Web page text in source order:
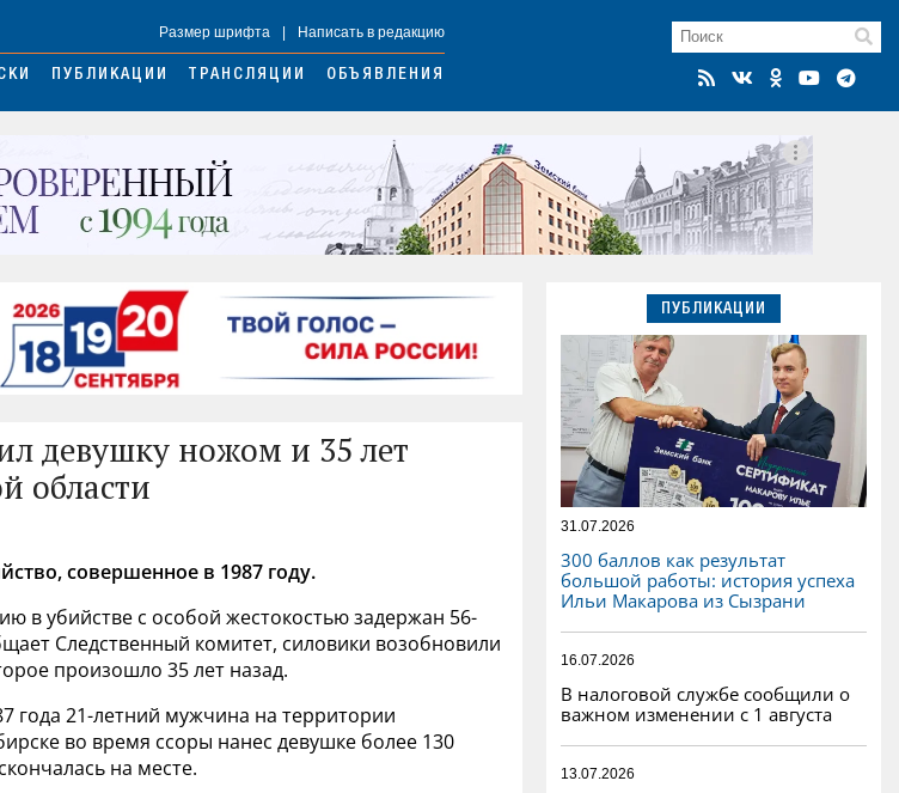
Размер шрифта Написать в редакцию
ПУБЛИКАЦИИ ТРАНСЛЯЦИИ ОБЪЯВЛЕНИЯ
девушку ножом и 35 лет
области
совершенное в 1987 году.
в убийстве с особой жестокостью задержан 56-
Следственный комитет, силовики возобновили
произошло 35 лет назад.
года 21-летний мужчина на территории
во время ссоры нанес девушке более 130
на месте.
ПУБЛИКАЦИИ
31.07.2026
300 баллов как результат
большой работы: история успеха
Ильи Макарова из Сызрани
16.07.2026
В налоговой службе сообщили о
важном изменении с 1 августа
13.07.2026